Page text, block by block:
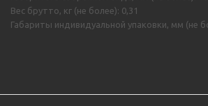
Вес брутто, кг (не более): 0,31
Габариты индивидуальной упаковки, мм (не